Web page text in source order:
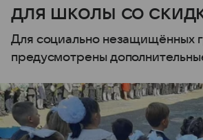
для школы со
Для социально незащищённых
предусмотрены